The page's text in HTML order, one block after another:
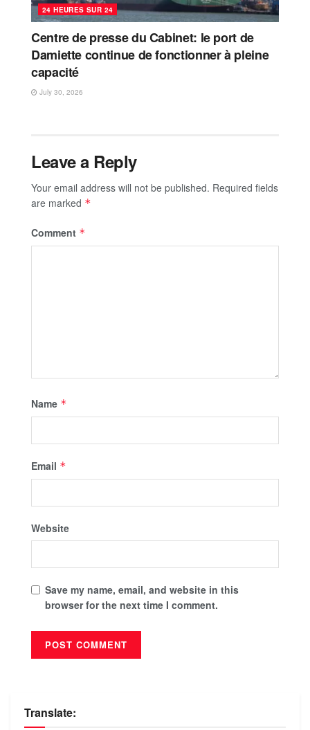
24 HEURES SUR 24
Centre de presse du Cabinet: le port de
Damiette continue de fonctionner à pleine
capacité
July 30, 2026
Leave a Reply
Your email address will not be published. Required fields
are marked *
Comment *
Name *
Email *
Website
Save my name, email, and website in this
browser for the next time I comment.
Translate: